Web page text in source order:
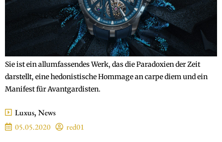
Sie ist ein allumfassendes Werk, das die Paradoxien der Zeit
darstellt, eine hedonistische Hommage an carpe diem und ein
Manifest für Avantgardisten.
Luxus, News
05.05.2020
red01